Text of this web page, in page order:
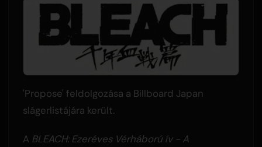
'Propose' feldolgozása a Billboard Japan
slágerlistájára került.
A BLEACH: Ezeréves Vérháború ív - A